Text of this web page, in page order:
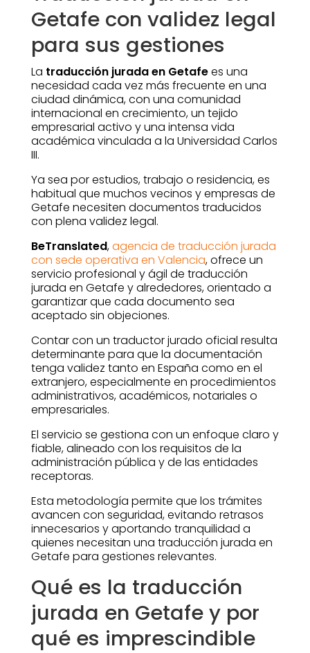
Getafe con validez legal
para sus gestiones
La traducción jurada en Getafees una
necesidad cada vez más frecuente en una
ciudad dinámica, con una comunidad
internacional en crecimiento, un tejido
empresarial activo y una intensa vida
académica vinculada a la Universidad Carlos
III.
Ya sea por estudios, trabajo o residencia, es
habitual que muchos vecinos y empresas de
Getafe necesiten documentos traducidos
con plena validez legal.
BeTranslated,agencia de traducción jurada
con sede operativa en Valencia, ofrece un
servicio profesional y ágil de traducción
jurada en Getafe y alrededores, orientado a
garantizar que cada documento sea
aceptado sin objeciones.
Contar con un traductor jurado oficial resulta
determinante para que la documentación
tenga validez tanto en España como en el
extranjero, especialmente en procedimientos
administrativos, académicos, notariales o
empresariales.
El servicio se gestiona con un enfoque claro y
fiable, alineado con los requisitos de la
administración pública y de las entidades
receptoras.
Esta metodología permite que los trámites
avancen con seguridad, evitando retrasos
innecesarios y aportando tranquilidad a
quienes necesitan una traducción jurada en
Getafe para gestiones relevantes.
Qué es la traducción
jurada en Getafe y por
qué es imprescindible